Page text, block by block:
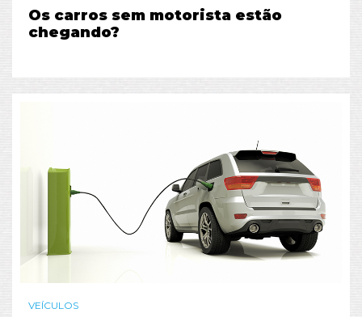
Os carros sem motorista estão
chegando?
VEÍCULOS